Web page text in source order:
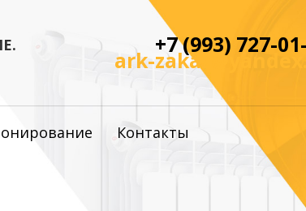
+7 (993) 727-
ark-
Контакты